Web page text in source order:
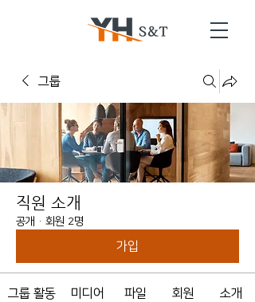
그룹
직원 소개
공개 · 회원 2명
가입
그룹 활동 미디어 파일 회원 소개